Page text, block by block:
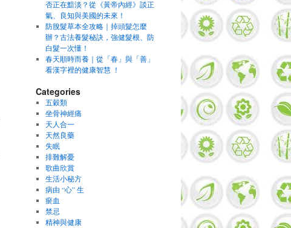
否正在黯淡？從《黃帝內經》談正
氣、良知與美國的未來！
防脫髮草本全攻略｜掉頭髮怎麼
辦？古法養髮秘訣，強健髮根、防
白髮一次懂！
春天順時而養｜從「春」與「善」
看漢字裡的健康智慧 ！
Categories
五穀類
坐骨神經痛
天人合一
天然良藥
失眠
排難解憂
歌曲欣賞
生活小秘方
病由 “心” 生
瘀血
禁忌
精神與健康